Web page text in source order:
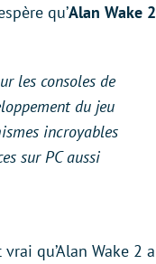
qu’Alan Wake 2
les consoles de
du jeu
incroyables
sur PC aussi
qu’Alan Wake 2 a